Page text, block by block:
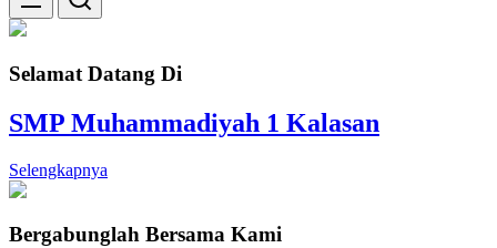
Selamat Datang Di
SMP Muhammadiyah 1 Kalasan
Selengkapnya
Bergabunglah Bersama Kami